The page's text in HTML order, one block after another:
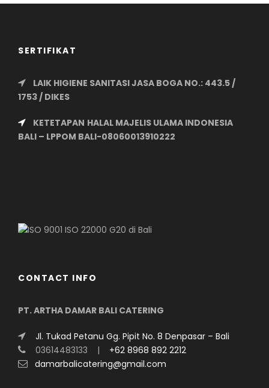
SERTIFIKAT
LAIK HIGIENE SANITASI JASA BOGA NO.: 443.5 /
1753 / DIKES
KETETAPAN HALAL MAJELIS ULAMA INDONESIA
BALI – LPPOM BALI-08060013910222
CONTACT INFO
PT. ARTHA DAMAR BALI CATERING
Jl. Tukad Petanu Gg. Pipit No. 8 Denpasar – Bali
03614483133 | +62 8968 892 2212
damarbalicatering@gmail.com